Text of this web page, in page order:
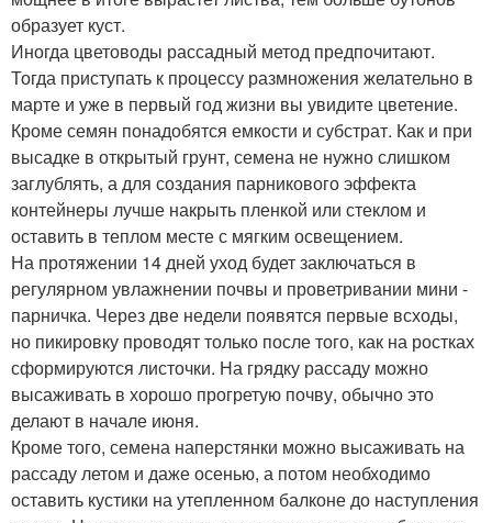
образует куст.
Иногда цветоводы рассадный метод предпочитают.
Тогда приступать к процессу размножения желательно в
марте и уже в первый год жизни вы увидите цветение.
Кроме семян понадобятся емкости и субстрат. Как и при
высадке в открытый грунт, семена не нужно слишком
заглублять, а для создания парникового эффекта
контейнеры лучше накрыть пленкой или стеклом и
оставить в теплом месте с мягким освещением.
На протяжении 14 дней уход будет заключаться в
регулярном увлажнении почвы и проветривании мини -
парничка. Через две недели появятся первые всходы,
но пикировку проводят только после того, как на ростках
сформируются листочки. На грядку рассаду можно
высаживать в хорошо прогретую почву, обычно это
делают в начале июня.
Кроме того, семена наперстянки можно высаживать на
рассаду летом и даже осенью, а потом необходимо
оставить кустики на утепленном балконе до наступления